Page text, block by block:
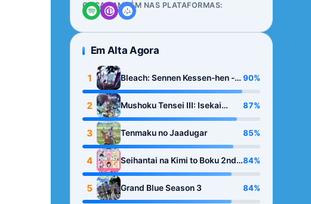
OUÇA TAMBÉM NAS PLATAFORMAS:
Em Alta Agora
1
Bleach: Sennen Kessen-hen -
Kashin-tan
90%
2
Mushoku Tensei III: Isekai
Ittara Honki Dasu
87%
3 Tenmaku no Jaadugar 85%
4
Seihantai na Kimi to Boku 2nd
Season
84%
5 Grand Blue Season 3 84%